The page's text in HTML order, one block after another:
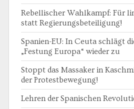
Rebellischer Wahlkampf: Für
statt Regierungsbeteiligung!
Spanien-EU: In Ceuta schlägt
„Festung Europa“ wieder zu
Stoppt das Massaker in
der Protestbewegung!
Lehren der Spanischen